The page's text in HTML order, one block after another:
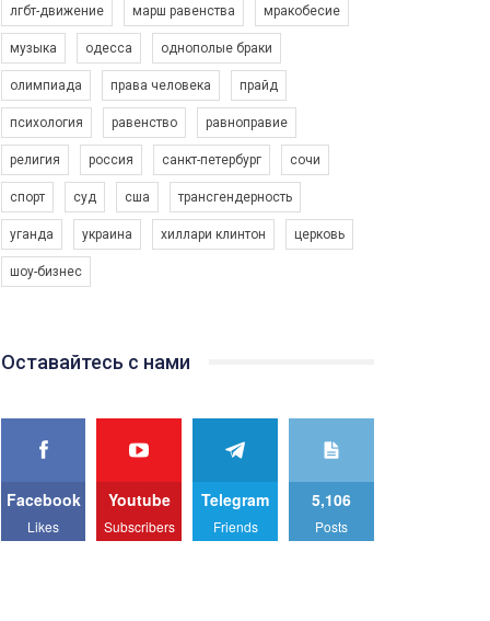
лгбт-движение марш равенства мракобесие
музыка одесса однополые браки
олимпиада права человека прайд
психология равенство равноправие
религия россия санкт-петербург сочи
спорт суд сша трансгендерность
уганда украина хиллари клинтон церковь
шоу-бизнес
Оставайтесь с нами
Facebook
Likes
Youtube
Subscribers
Telegram
Friends
5,106
Posts